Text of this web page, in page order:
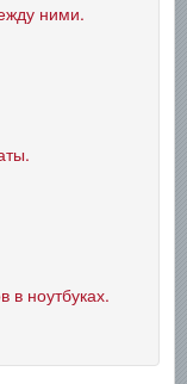
ними.
в ноутбуках.